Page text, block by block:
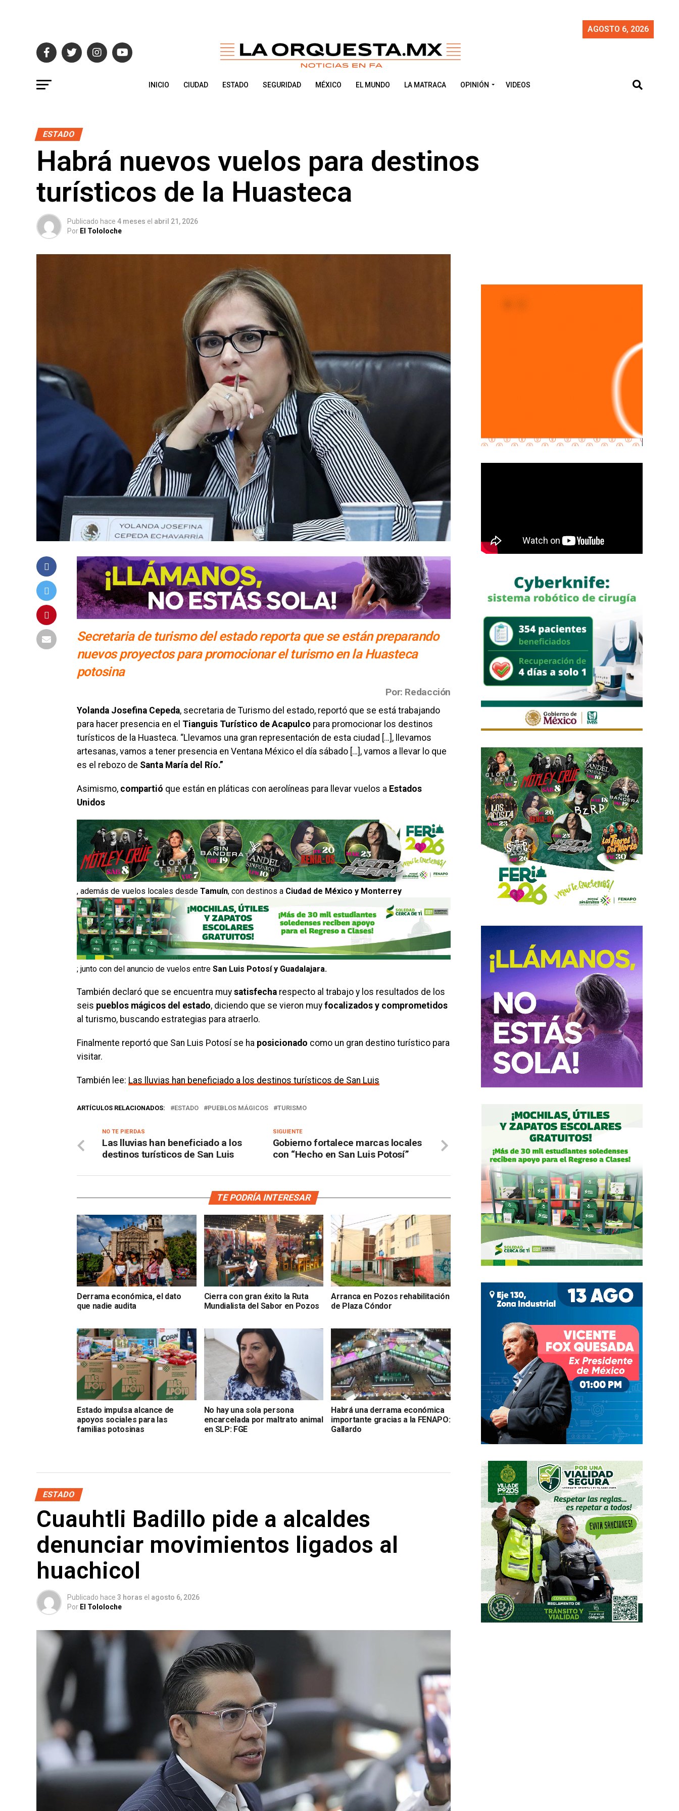
AGOSTO 6, 2026
INICIO CIUDAD ESTADO SEGURIDAD MÉXICO EL MUNDO LA MATRACA OPINIÓN VIDEOS
ESTADO
Habrá nuevos vuelos para destinos
turísticos de la Huasteca
Publicado hace 4 meses el abril 21, 2026
Por El Tololoche
Secretaria de turismo del estado reporta que se están preparando
nuevos proyectos para promocionar el turismo en la Huasteca
potosina
Por: Redacción
Yolanda Josefina Cepeda, secretaria de Turismo del estado, reportó que se está trabajando
para hacer presencia en el Tianguis Turístico de Acapulco para promocionar los destinos
turísticos de la Huasteca. “Llevamos una gran representación de esta ciudad […], llevamos
artesanas, vamos a tener presencia en Ventana México el día sábado […], vamos a llevar lo que
es el rebozo de Santa María del Río.”
Asimismo, compartió que están en pláticas con aerolíneas para llevar vuelos a Estados
Unidos
, además de vuelos locales desde Tamuín, con destinos a Ciudad de México y Monterrey
; junto con del anuncio de vuelos entre San Luis Potosí y Guadalajara.
También declaró que se encuentra muy satisfecha respecto al trabajo y los resultados de los
seis pueblos mágicos del estado, diciendo que se vieron muy focalizados y comprometidos
al turismo, buscando estrategias para atraerlo.
Finalmente reportó que San Luis Potosí se ha posicionado como un gran destino turístico para
visitar.
También lee: Las lluvias han beneficiado a los destinos turísticos de San Luis
ARTÍCULOS RELACIONADOS: ESTADO PUEBLOS MÁGICOS TURISMO
SIGUIENTE
Gobierno fortalece marcas locales
con “Hecho en San Luis Potosí”
NO TE PIERDAS
Las lluvias han beneficiado a los
destinos turísticos de San Luis
TE PODRÍA INTERESAR
Derrama económica, el dato
que nadie audita
Cierra con gran éxito la Ruta
Mundialista del Sabor en Pozos
Arranca en Pozos rehabilitación
de Plaza Cóndor
Estado impulsa alcance de
apoyos sociales para las
familias potosinas
No hay una sola persona
encarcelada por maltrato animal
en SLP: FGE
Habrá una derrama económica
importante gracias a la FENAPO:
Gallardo
ESTADO
Cuauhtli Badillo pide a alcaldes
denunciar movimientos ligados al
huachicol
Publicado hace 3 horas el agosto 6, 2026
Por El Tololoche